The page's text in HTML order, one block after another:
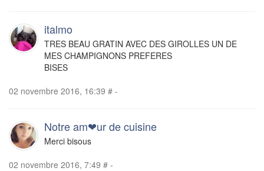
italmo
TRES BEAU GRATIN AVEC DES GIROLLES UN DE
MES CHAMPIGNONS PREFERES
BISES
02 novembre 2016, 16:39 # -
Notre am❤ur de cuisine
Merci bisous
02 novembre 2016, 7:49 # -